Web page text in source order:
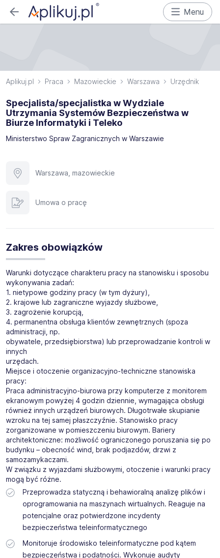
Menu
Aplikuj.pl Praca Mazowieckie Warszawa Urzędnik
Specjalista/specjalistka w Wydziale
Utrzymania Systemów Bezpieczeństwa w
Biurze Informatyki i Teleko
Ministerstwo Spraw Zagranicznych w Warszawie
Warszawa, mazowieckie
Umowa o pracę
Zakres obowiązków
Warunki dotyczące charakteru pracy na stanowisku i sposobu
wykonywania zadań:
1. nietypowe godziny pracy (w tym dyżury),
2. krajowe lub zagraniczne wyjazdy służbowe,
3. zagrożenie korupcją,
4. permanentna obsługa klientów zewnętrznych (spoza
administracji, np.
obywatele, przedsiębiorstwa) lub przeprowadzanie kontroli w
innych
urzędach.
Miejsce i otoczenie organizacyjno-techniczne stanowiska
pracy:
Praca administracyjno-biurowa przy komputerze z monitorem
ekranowym powyżej 4 godzin dziennie, wymagająca obsługi
również innych urządzeń biurowych. Długotrwałe skupianie
wzroku na tej samej płaszczyźnie. Stanowisko pracy
zorganizowane w pomieszczeniu biurowym. Bariery
architektoniczne: możliwość ograniczonego poruszania się po
budynku – obecność wind, brak podjazdów, drzwi z
samozamykaczami.
W związku z wyjazdami służbowymi, otoczenie i warunki pracy
mogą być różne.
Przeprowadza statyczną i behawioralną analizę plików i
oprogramowania na maszynach wirtualnych. Reaguje na
potencjalne oraz potwierdzone incydenty
bezpieczeństwa teleinformatycznego
Monitoruje środowisko teleinformatyczne pod kątem
bezpieczeństwa i podatności. Wykonuje audyty